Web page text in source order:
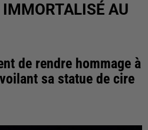
AU
de rendre hommage à
sa statue de cire